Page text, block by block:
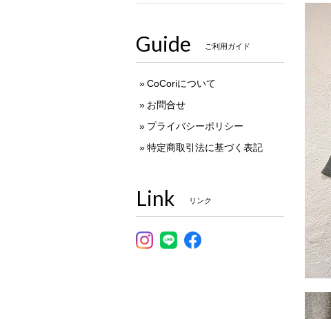
Guide ご利用ガイド
CoCoriについて
お問合せ
プライバシーポリシー
特定商取引法に基づく表記
Link リンク